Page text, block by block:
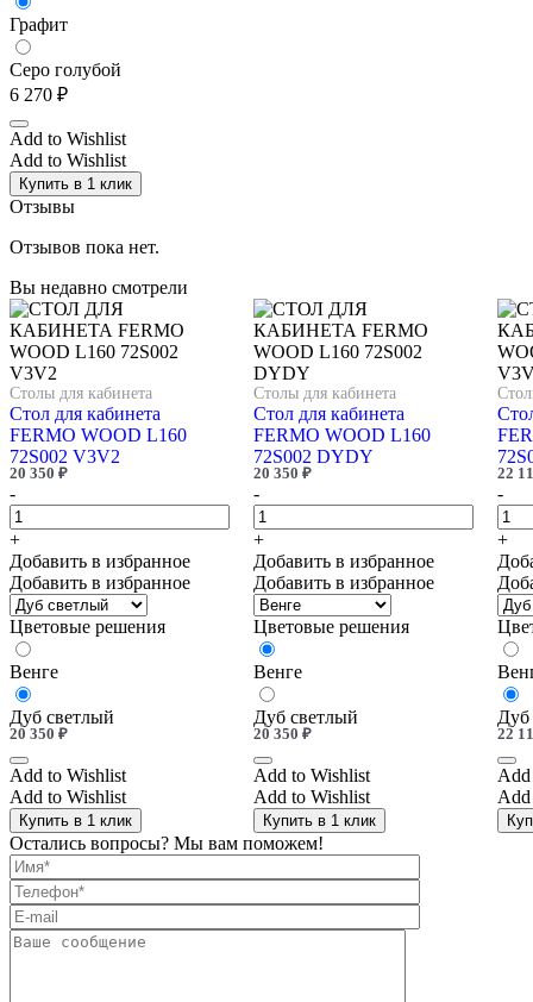
Графит
Серо голубой
6 270 ₽
Add to Wishlist
Add to Wishlist
Купить в 1 клик
Отзывы
Отзывов пока нет.
Вы недавно смотрели
Столы для кабинета
Стол для кабинета
FERMO WOOD L160
72S002 V3V2
20 350 ₽
-
+
Добавить в избранное
Добавить в избранное
Цветовые решения
Венге
Дуб светлый
20 350 ₽
Add to Wishlist
Add to Wishlist
Купить в 1 клик
Столы для кабинета
Стол для кабинета
FERMO WOOD L160
72S002 DYDY
20 350 ₽
-
+
Добавить в избранное
Добавить в избранное
Цветовые решения
Венге
Дуб светлый
20 350 ₽
Add to Wishlist
Add to Wishlist
Купить в 1 клик
22
-
+
Дуб
22
Остались вопросы? Мы вам поможем!